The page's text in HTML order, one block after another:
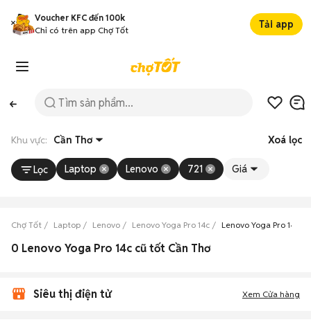
Voucher KFC đến 100k
Chỉ có trên app Chợ Tốt
Tải app
Khu vực: Cần Thơ Xoá lọc
Lọc Laptop Lenovo 721 Giá
Chợ Tốt Laptop Lenovo Lenovo Yoga Pro 14c Lenovo Yoga Pro 14c
0 Lenovo Yoga Pro 14c cũ tốt Cần Thơ
Siêu thị điện tử Xem Cửa hàng